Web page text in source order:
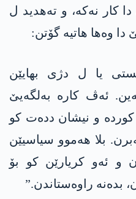
کار نەکە، و تەهدید ل
دا وەھا ھاتیە گۆتن:
یا ل دژی بهایێن
ئەڤ کارە بەلگەیێ
کوردە و نیشان ددەت کو
بلا هەموو سیاسیێن
و ئەو کریارێن کو بۆ
بدەنە راوەستاندن.”